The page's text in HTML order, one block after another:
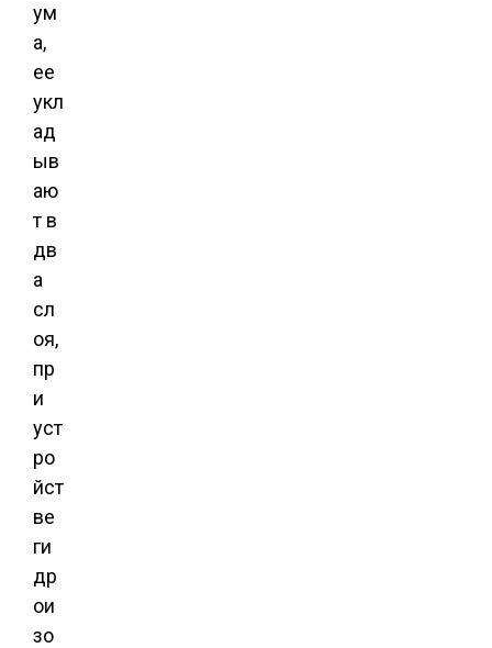
ум
а,
ее
укл
ад
ыв
аю
т в
дв
а
сл
оя,
пр
и
уст
ро
йст
ве
ги
др
ои
зо